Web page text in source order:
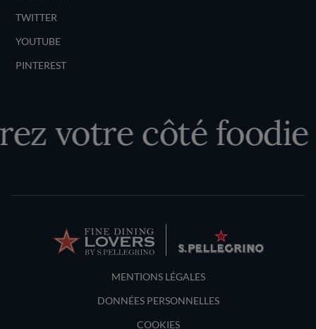
TWITTER
YOUTUBE
PINTEREST
votre côté foodie
Terms and Conditions
MENTIONS LÉGALES
DONNÉES PERSONNELLES
COOKIES